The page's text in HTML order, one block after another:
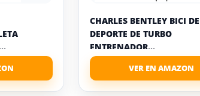
CHARLES BENTLEY BICI
DEPORTE DE TURBO
ENTRENADOR...